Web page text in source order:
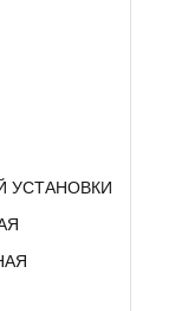
УСТАНОВКИ